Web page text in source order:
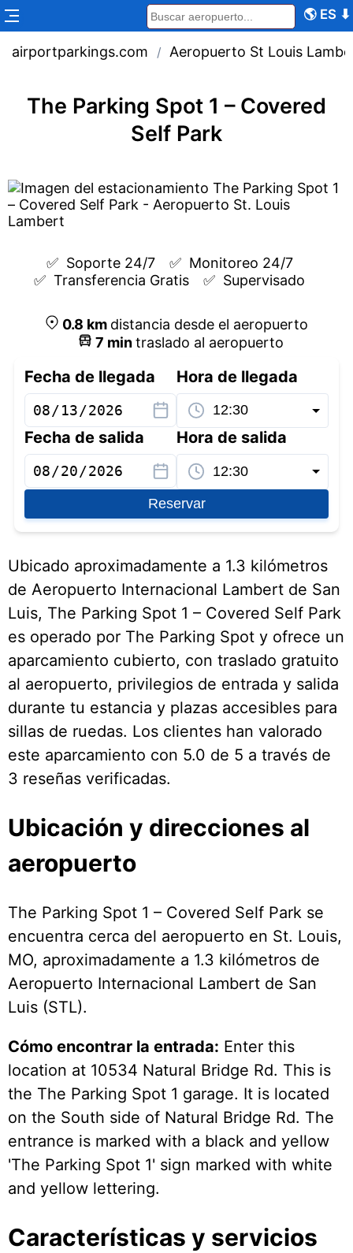
🌎 ES ⬇
airportparkings.com / Aeropuerto St Louis
The Parking Spot 1 – Covered
Self Park
✅ Soporte 24/7 ✅ Monitoreo 24/7
✅ Transferencia Gratis ✅ Supervisado
0.8 km distancia desde el aeropuerto
7 mintraslado al aeropuerto
Fecha de llegada Hora de llegada
Fecha de salida Hora de salida
Reservar
Ubicado aproximadamente a 1.3 kilómetros
de Aeropuerto Internacional Lambert de San
Luis, The Parking Spot 1 – Covered Self Park
es operado por The Parking Spot y ofrece un
aparcamiento cubierto, con traslado gratuito
al aeropuerto, privilegios de entrada y salida
durante tu estancia y plazas accesibles para
sillas de ruedas. Los clientes han valorado
este aparcamiento con 5.0 de 5 a través de
3 reseñas verificadas.
Ubicación y direcciones al
aeropuerto
The Parking Spot 1 – Covered Self Park se
encuentra cerca del aeropuerto en St. Louis,
MO, aproximadamente a 1.3 kilómetros de
Aeropuerto Internacional Lambert de San
Luis (STL).
Cómo encontrar la entrada: Enter this
location at 10534 Natural Bridge Rd. This is
the The Parking Spot 1 garage. It is located
on the South side of Natural Bridge Rd. The
entrance is marked with a black and yellow
'The Parking Spot 1' sign marked with white
and yellow lettering.
Características y servicios